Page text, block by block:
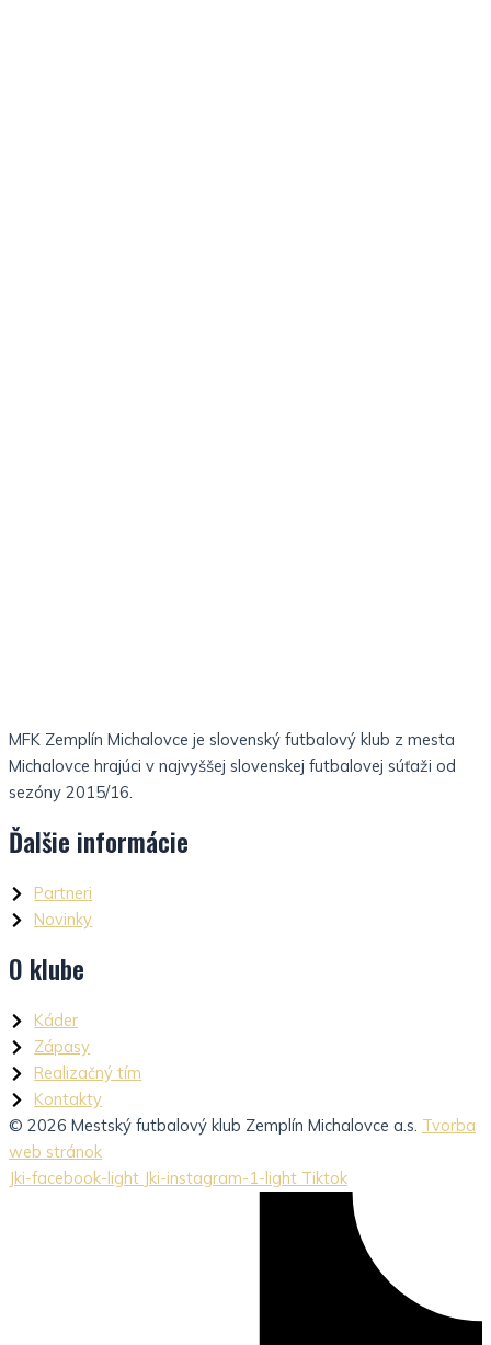
MFK Zemplín Michalovce je slovenský futbalový klub z mesta
Michalovce hrajúci v najvyššej slovenskej futbalovej súťaži od
sezóny 2015/16.
Ďalšie informácie
Partneri
Novinky
O klube
Káder
Zápasy
Realizačný tím
Kontakty
© 2026 Mestský futbalový klub Zemplín Michalovce a.s. Tvorba
web stránok
Jki-facebook-light Jki-instagram-1-light Tiktok